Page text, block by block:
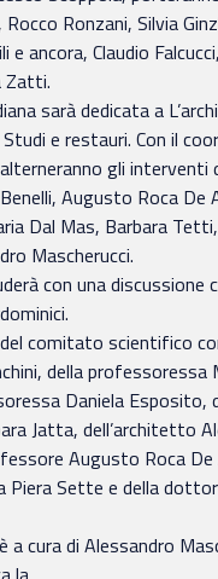
Ronzani, Silvia
e ancora, Claudio
Zatti.
sarà dedicata a
e restauri. Con il
gli interventi
Augusto Roca De
Dal Mas, Barbara
Mascherucci.
con una discussione
del comitato scientifico
della professoressa
Daniela Esposito,
Jatta, dell’architetto
Augusto Roca De
Piera Sette e della
a cura di Alessandro